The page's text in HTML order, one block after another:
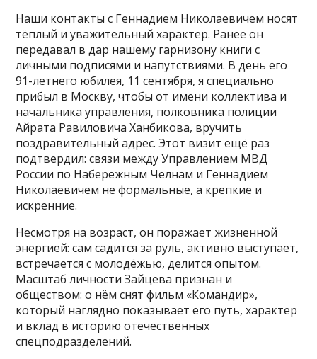
Наши контакты с Геннадием Николаевичем носят
тёплый и уважительный характер. Ранее он
передавал в дар нашему гарнизону книги с
личными подписями и напутствиями. В день его
91-летнего юбилея, 11 сентября, я специально
прибыл в Москву, чтобы от имени коллектива и
начальника управления, полковника полиции
Айрата Равиловича Ханбикова, вручить
поздравительный адрес. Этот визит ещё раз
подтвердил: связи между Управлением МВД
России по Набережным Челнам и Геннадием
Николаевичем не формальные, а крепкие и
искренние.
Несмотря на возраст, он поражает жизненной
энергией: сам садится за руль, активно выступает,
встречается с молодёжью, делится опытом.
Масштаб личности Зайцева признан и
обществом: о нём снят фильм «Командир»,
который наглядно показывает его путь, характер
и вклад в историю отечественных
спецподразделений.